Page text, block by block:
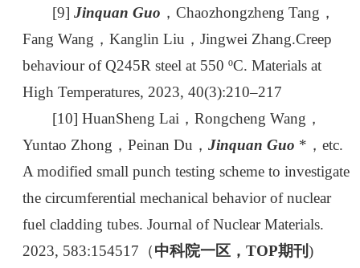
[9]Jinquan Guo ，Chaozhongzheng Tang，
Fang Wang，Kanglin Liu，Jingwei Zhang.Creep
behaviour of Q245R steel at 550 ºC. Materials at
High Temperatures, 2023, 40(3):210–217
[10] HuanSheng Lai，Rongcheng Wang，
Yuntao Zhong，Peinan Du， Jinquan Guo *，etc.
A modified small punch testing scheme to investigate
the circumferential mechanical behavior of nuclear
fuel cladding tubes. Journal of Nuclear Materials.
2023, 583:154517（中科院一区，TOP期刊)